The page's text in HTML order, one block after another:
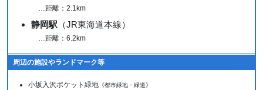
…距離：2.1km
静岡駅 （JR東海道本線）
…距離：6.2km
周辺の施設やランドマーク等
小坂入沢ポケット緑地 《都市緑地・緑道》